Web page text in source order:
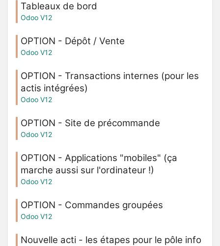
Tableaux de bord
Odoo V12
OPTION - Dépôt / Vente
Odoo V12
OPTION - Transactions internes (pour les
actis intégrées)
Odoo V12
OPTION - Site de précommande
Odoo V12
OPTION - Applications "mobiles" (ça
marche aussi sur l'ordinateur !)
Odoo V12
OPTION - Commandes groupées
Odoo V12
Nouvelle acti - les étapes pour le pôle info